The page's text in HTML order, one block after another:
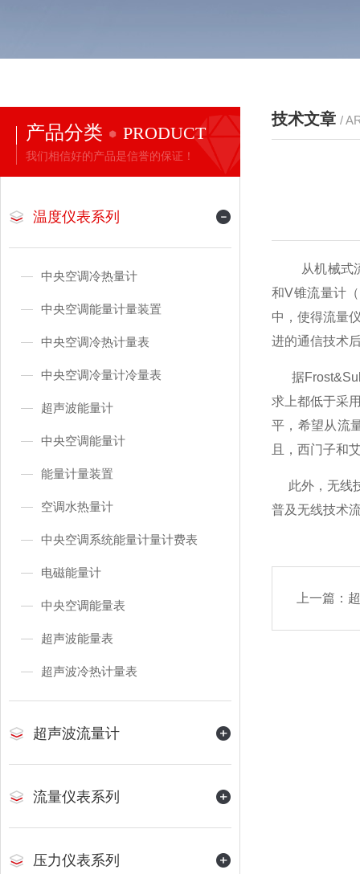
产品分类 PRODUCT
我们相信好的产品是信誉的保证！
温度仪表系列
中央空调冷热量计
中央空调能量计量装置
中央空调冷热计量表
中央空调冷量计冷量表
超声波能量计
中央空调能量计
能量计量装置
空调水热量计
中央空调系统能量计量计费表
电磁能量计
中央空调能量表
超声波能量表
超声波冷热计量表
超声波流量计
流量仪表系列
压力仪表系列
技术文章 /
从机械式流
和V锥流量计
中，使得流量
进的通信技术
据
求上都低于采
平，希望从流
且，西门子和
此外，无线
普及无线技术
上一篇：